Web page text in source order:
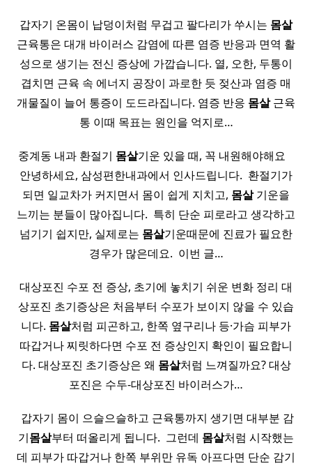
갑자기 온몸이 납덩이처럼 무겁고 팔다리가 쑤시는 몸살
근육통은 대개 바이러스 감염에 따른 염증 반응과 면역 활
성으로 생기는 전신 증상에 가깝습니다. 열, 오한, 두통이
겹치면 근육 속 에너지 공장이 과로한 듯 젖산과 염증 매
개물질이 늘어 통증이 도드라집니다. 염증 반응 몸살근육
통 이때 목표는 원인을 억지로…
중계동 내과 환절기 몸살기운 있을 때, 꼭 내원해야해요 ​ ​ ​
안녕하세요, 삼성편한내과에서 인사드립니다. ​ 환절기가
되면 일교차가 커지면서 몸이 쉽게 지치고, 몸살기운을
느끼는 분들이 많아집니다. ​ 특히 단순 피로라고 생각하고
넘기기 쉽지만, 실제로는 몸살기운때문에 진료가 필요한
경우가 많은데요. ​ 이번 글…
대상포진 수포 전 증상, 초기에 놓치기 쉬운 변화 정리 대
상포진 초기증상은 처음부터 수포가 보이지 않을 수 있습
니다. 몸살처럼 피곤하고, 한쪽 옆구리나 등·가슴 피부가
따갑거나 찌릿하다면 수포 전 증상인지 확인이 필요합니
다. 대상포진 초기증상은 왜 몸살처럼 느껴질까요? 대상
포진은 수두-대상포진 바이러스가…
​ 갑자기 몸이 으슬으슬하고 근육통까지 생기면 대부분 감
기몸살부터 떠올리게 됩니다. ​ 그런데 몸살처럼 시작했는
데 피부가 따갑거나 한쪽 부위만 유독 아프다면 단순 감기